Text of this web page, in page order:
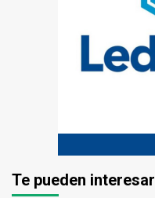
Te pueden interesar